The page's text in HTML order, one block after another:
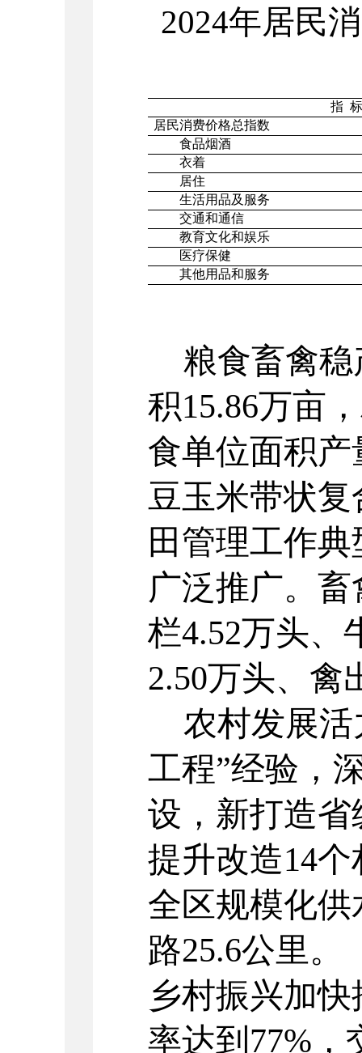
2024年居民
指
居民消费价格总指数
食品烟酒
衣着
居住
生活用品及服务
交通和通信
教育文化和娱乐
医疗保健
其他用品和服务
粮食畜禽稳
积15.86万亩
食单位面积产
豆玉米带状复
田管理工作
广泛推广。
栏4.52万头、
2.50万头、禽
农村发展活
工程”经验，
设，新打造
提升改造14个
全区规模化
路25.6公里。
乡村振兴加
率达到 77%